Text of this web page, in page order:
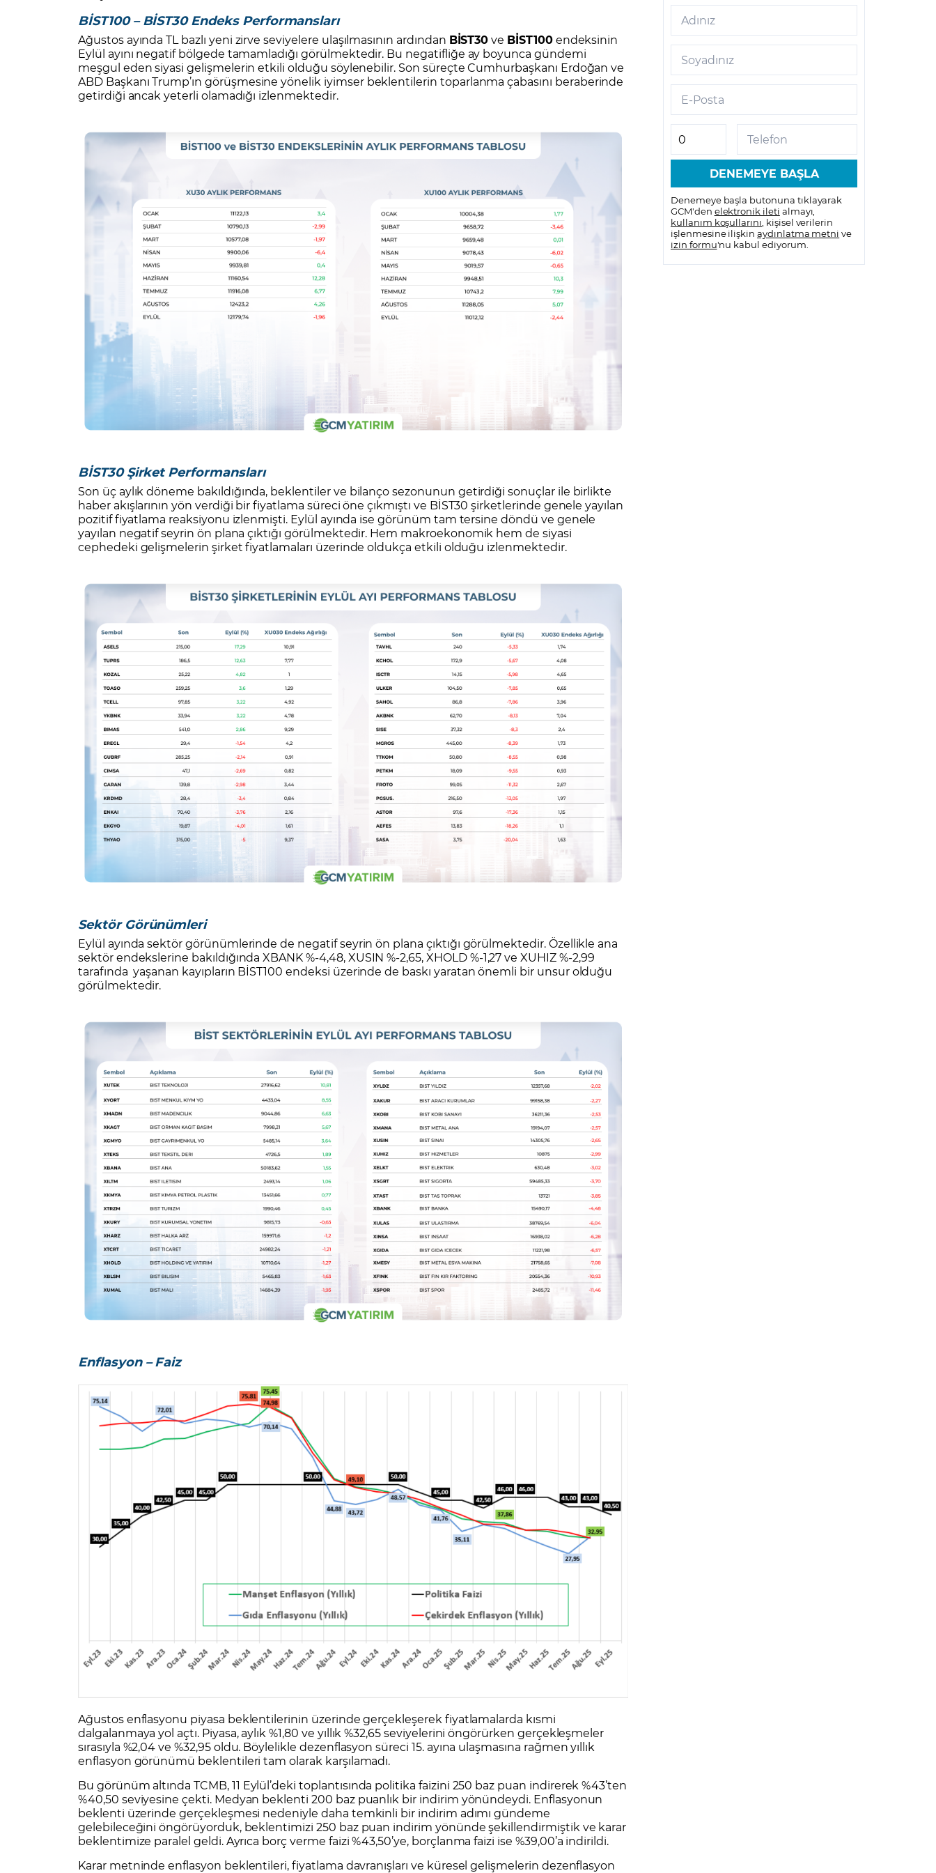
BİST100 – BİST30 Endeks Performansları
Ağustos ayında TL bazlı yeni zirve seviyelere ulaşılmasının ardından BİST30ve BİST100endeksinin
Eylül ayını negatif bölgede tamamladığı görülmektedir. Bu negatifliğe ay boyunca gündemi
meşgul eden siyasi gelişmelerin etkili olduğu söylenebilir. Son süreçte Cumhurbaşkanı Erdoğan ve
ABD Başkanı Trump’ın görüşmesine yönelik iyimser beklentilerin toparlanma çabasını beraberinde
getirdiği ancak yeterli olamadığı izlenmektedir.
BİST30 Şirket Performansları
Son üç aylık döneme bakıldığında, beklentiler ve bilanço sezonunun getirdiği sonuçlar ile birlikte
haber akışlarının yön verdiği bir fiyatlama süreci öne çıkmıştı ve BİST30 şirketlerinde genele yayılan
pozitif fiyatlama reaksiyonu izlenmişti. Eylül ayında ise görünüm tam tersine döndü ve genele
yayılan negatif seyrin ön plana çıktığı görülmektedir. Hem makroekonomik hem de siyasi
cephedeki gelişmelerin şirket fiyatlamaları üzerinde oldukça etkili olduğu izlenmektedir.
Sektör Görünümleri
Eylül ayında sektör görünümlerinde de negatif seyrin ön plana çıktığı görülmektedir. Özellikle ana
sektör endekslerine bakıldığında XBANK %-4,48, XUSIN %-2,65, XHOLD %-1,27 ve XUHIZ %-2,99
tarafında yaşanan kayıpların BİST100 endeksi üzerinde de baskı yaratan önemli bir unsur olduğu
görülmektedir.
Enflasyon – Faiz
Ağustos enflasyonu piyasa beklentilerinin üzerinde gerçekleşerek fiyatlamalarda kısmi
dalgalanmaya yol açtı. Piyasa, aylık %1,80 ve yıllık %32,65 seviyelerini öngörürken gerçekleşmeler
sırasıyla %2,04 ve %32,95 oldu. Böylelikle dezenflasyon süreci 15. ayına ulaşmasına rağmen yıllık
enflasyon görünümü beklentileri tam olarak karşılamadı.
Bu görünüm altında TCMB, 11 Eylül’deki toplantısında politika faizini 250 baz puan indirerek %43’ten
%40,50 seviyesine çekti. Medyan beklenti 200 baz puanlık bir indirim yönündeydi. Enflasyonun
beklenti üzerinde gerçekleşmesi nedeniyle daha temkinli bir indirim adımı gündeme
gelebileceğini öngörüyorduk, beklentimizi 250 baz puan indirim yönünde şekillendirmiştik ve karar
beklentimize paralel geldi. Ayrıca borç verme faizi %43,50’ye, borçlanma faizi ise %39,00’a indirildi.
Karar metninde enflasyon beklentileri, fiyatlama davranışları ve küresel gelişmelerin dezenflasyon
Adınız
Soyadınız
E-Posta
Telefon
Denemeye başla butonuna tıklayarak
GCM'den elektronik ileti almayı,
kullanım koşullarını , kişisel verilerin
işlenmesine ilişkin aydınlatma metni ve
izin formu'nu kabul ediyorum.